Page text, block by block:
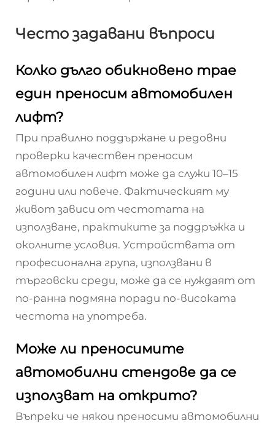
Често задавани въпроси
Колко дълго обикновено трае
един преносим автомобилен
лифт?
При правилно поддържане и редовни
проверки качествен преносим
автомобилен лифт може да служи 10–15
години или повече. Фактическият му
живот зависи от честотата на
използване, практиките за поддръжка и
околните условия. Устройствата от
професионална група, използвани в
търговски среди, може да се нуждаят от
по-ранна подмяна поради по-високата
честота на употреба.
Може ли преносимите
автомобилни стендове да се
използват на открито?
Въпреки че някои преносими автомобилни